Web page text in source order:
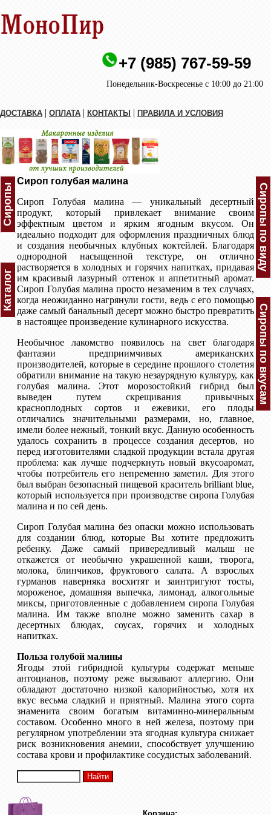
+7 (985) 767-59-59
Понедельник-Воскресенье с 10:00 до 21:00
ДОСТАВКА | ОПЛАТА | КОНТАКТЫ | ПРАВИЛА И УСЛОВИЯ
Сиропы
Каталог
Сироп голубая малина
Сироп Голубая малина — уникальный десертный
продукт, который привлекает внимание своим
эффектным цветом и ярким ягодным вкусом. Он
идеально подходит для оформления праздничных блюд
и создания необычных клубных коктейлей. Благодаря
однородной насыщенной текстуре, он отлично
растворяется в холодных и горячих напитках, придавая
им красивый лазурный оттенок и аппетитный аромат.
Сироп Голубая малина просто незаменим в тех случаях,
когда неожиданно нагрянули гости, ведь с его помощью
даже самый банальный десерт можно быстро превратить
в настоящее произведение кулинарного искусства.
Необычное лакомство появилось на свет благодаря
фантазии предприимчивых американских
производителей, которые в середине прошлого столетия
обратили внимание на такую незаурядную культуру, как
голубая малина. Этот морозостойкий гибрид был
выведен путем скрещивания привычных
красноплодных сортов и ежевики, его плоды
отличались значительными размерами, но, главное,
имели более нежный, тонкий вкус. Данную особенность
удалось сохранить в процессе создания десертов, но
перед изготовителями сладкой продукции встала другая
проблема: как лучше подчеркнуть новый вкусоаромат,
чтобы потребитель его непременно заметил. Для этого
был выбран безопасный пищевой краситель brilliant blue,
который используется при производстве сиропа Голубая
малина и по сей день.
Сироп Голубая малина без опаски можно использовать
для создании блюд, которые Вы хотите предложить
ребенку. Даже самый привередливый малыш не
откажется от необычно украшенной каши, творога,
молока, блинчиков, фруктового салата. А взрослых
гурманов наверняка восхитят и заинтригуют тосты,
мороженое, домашняя выпечка, лимонад, алкогольные
миксы, приготовленные с добавлением сиропа Голубая
малина. Им также вполне можно заменить сахар в
десертных блюдах, соусах, горячих и холодных
напитках.
Польза голубой малины
Ягоды этой гибридной культуры содержат меньше
антоцианов, поэтому реже вызывают аллергию. Они
обладают достаточно низкой калорийностью, хотя их
вкус весьма сладкий и приятный. Малина этого сорта
знаменита своим богатым витаминно-минеральным
составом. Особенно много в ней железа, поэтому при
регулярном употреблении эта ягодная культура снижает
риск возникновения анемии, способствует улучшению
состава крови и профилактике сосудистых заболеваний.
Сиропы по виду
Сиропы по вкусам